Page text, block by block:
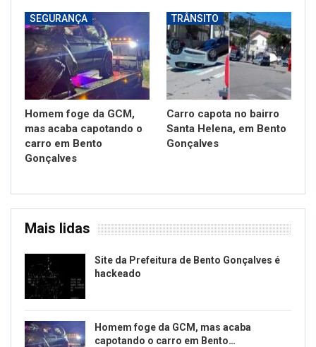
SEGURANÇA
Homem foge da GCM,
mas acaba capotando o
carro em Bento
Gonçalves
TRÂNSITO
Carro capota no bairro
Santa Helena, em Bento
Gonçalves
Mais lidas
Site da Prefeitura de Bento Gonçalves é
hackeado
Homem foge da GCM, mas acaba
capotando o carro em Bento…